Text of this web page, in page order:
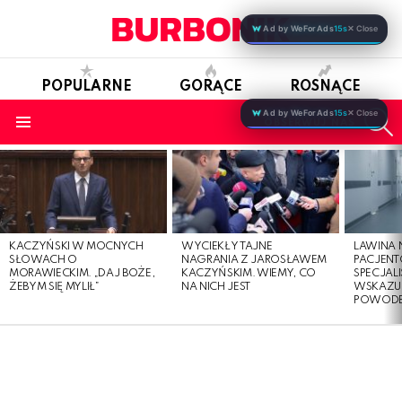
POPULARNE GORĄCE ROSNĄCE
LATEST
KACZYŃSKI W MOCNYCH
SŁOWACH O
MORAWIECKIM. „DAJ BOŻE,
ŻEBYM SIĘ MYLIŁ”
WYCIEKŁY TAJNE
NAGRANIA Z JAROSŁAWEM
KACZYŃSKIM. WIEMY, CO
NA NICH JEST
LAWINA
Ad by WeForAds15s✕ Close
Ad by WeForAds15s✕ Close